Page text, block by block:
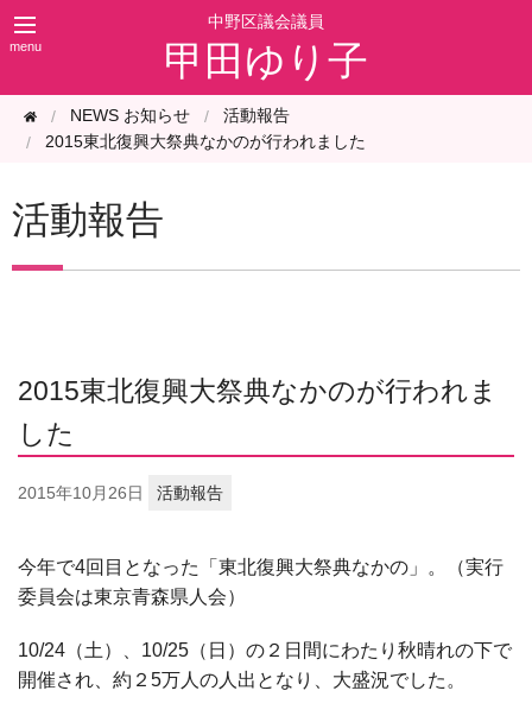
甲田ゆり子
NEWS お知らせ
活動報告
2015東北復興大祭典なかのが行われました
活動報告
2015東北復興大祭典なかのが行われま
した
2015年10月26日 活動報告
今年で4回目となった「東北復興大祭典なかの」。（実行
委員会は東京青森県人会）
10/24（土）、10/25（日）の２日間にわたり秋晴れの下で
開催され、約２5万人の人出となり、大盛況でした。